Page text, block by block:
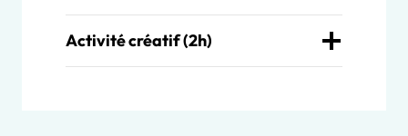
Activité créatif (2h)